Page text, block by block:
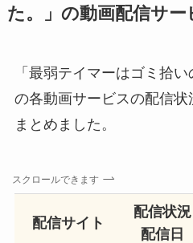
た。」の動画配信サ
「最弱テイマーはゴミ拾
の各動画サービスの配信
まとめました。
スクロールできます
配信サイト
配信状況
配信日